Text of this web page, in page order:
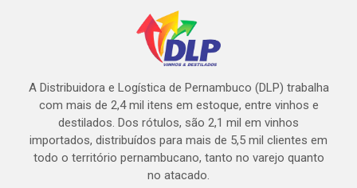
A Distribuidora e Logística de Pernambuco (DLP) trabalha
com mais de 2,4 mil itens em estoque, entre vinhos e
destilados. Dos rótulos, são 2,1 mil em vinhos
importados, distribuídos para mais de 5,5 mil clientes em
todo o território pernambucano, tanto no varejo quanto
no atacado.